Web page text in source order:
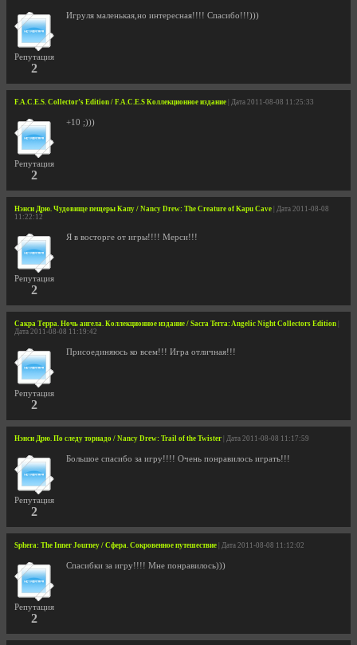
Репутация
2
Игруля маленькая,но интересная!!!! Спасибо!!!)))
F.A.C.E.S. Collector’s Edition / F.A.C.E.S Коллекционное издание | Дата 2011-08-08 11:25:33
Репутация
2
+10 ;)))
Нэнси Дрю. Чудовище пещеры Капу / Nancy Drew: The Creature of Kapu Cave | Дата 2011-08-08
11:22:12
Репутация
2
Я в восторге от игры!!!! Мерси!!!
Сакра Терра. Ночь ангела. Коллекционное издание / Sacra Terra: Angelic Night Collectors Edition
Дата 2011-08-08 11:19:42
Репутация
2
Присоединяюсь ко всем!!! Игра отличная!!!
Нэнси Дрю. По следу торнадо / Nancy Drew: Trail of the Twister | Дата 2011-08-08 11:17:59
Репутация
2
Большое спасибо за игру!!!! Очень понравилось играть!!!
Sphera: The Inner Journey / Сфера. Сокровенное путешествие | Дата 2011-08-08 11:12:02
Репутация
2
Спасибки за игру!!!! Мне понравилось)))